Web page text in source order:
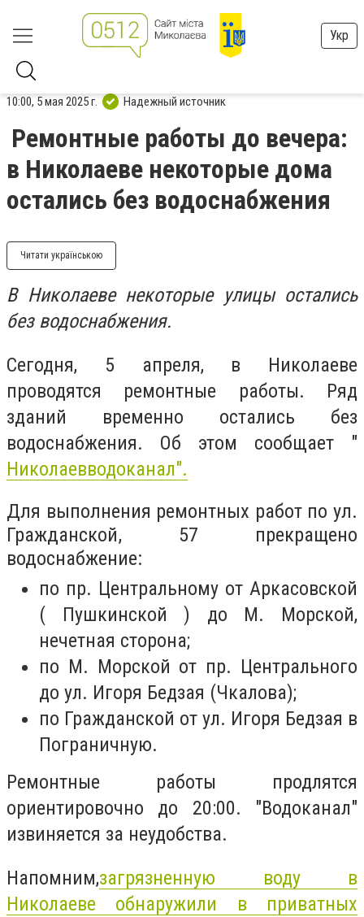
Укр
10:00, 5 мая 2025 г. Надежный источник
Ремонтные работы до вечера:
в Николаеве некоторые дома
остались без водоснабжения
Читати українською
В Николаеве некоторые улицы остались
без водоснабжения.
Сегодня, 5 апреля, в Николаеве
проводятся ремонтные работы. Ряд
зданий временно остались без
водоснабжения. Об этом сообщает "
Николаевводоканал".
Для выполнения ремонтных работ по ул.
Гражданской, 57 прекращено
водоснабжение:
по пр. Центральному от Аркасовской
( Пушкинской ) до М. Морской,
нечетная сторона;
по М. Морской от пр. Центрального
до ул. Игоря Бедзая (Чкалова);
по Гражданской от ул. Игоря Бедзая в
Пограничную.
Ремонтные работы продлятся
ориентировочно до 20:00. "Водоканал"
извиняется за неудобства.
Напомним,загрязненную воду в
Николаеве обнаружили в приватных